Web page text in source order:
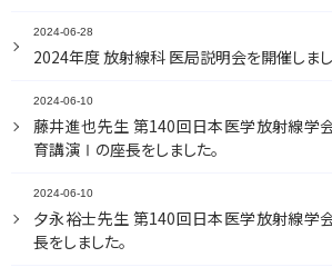
新着情報
同門会
2024-06-28
2024年度 放射線科 医局説明会を開催しまし
2024-06-10
藤井進也先生 第140回日本医学放射線学
育講演Ⅰの座長をしました。
2024-06-10
夕永裕士先生 第140回日本医学放射線学
長をしました。